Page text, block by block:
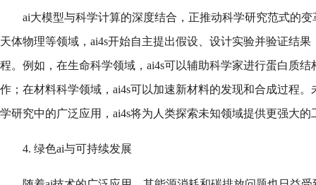
ai大模型与科学计算的深度结合，正推动科学研究范式的
天体物理等领域，ai4s开始自主提出假设、设计实验并验证结果
程。例如，在生命科学领域，ai4s可以辅助科学家进行蛋白质
作；在材料科学领域，ai4s可以加速新材料的发现和合成过程
学研究中的广泛应用，ai4s将为人类探索未知领域提供更强大的
4. 绿色ai与可持续发展